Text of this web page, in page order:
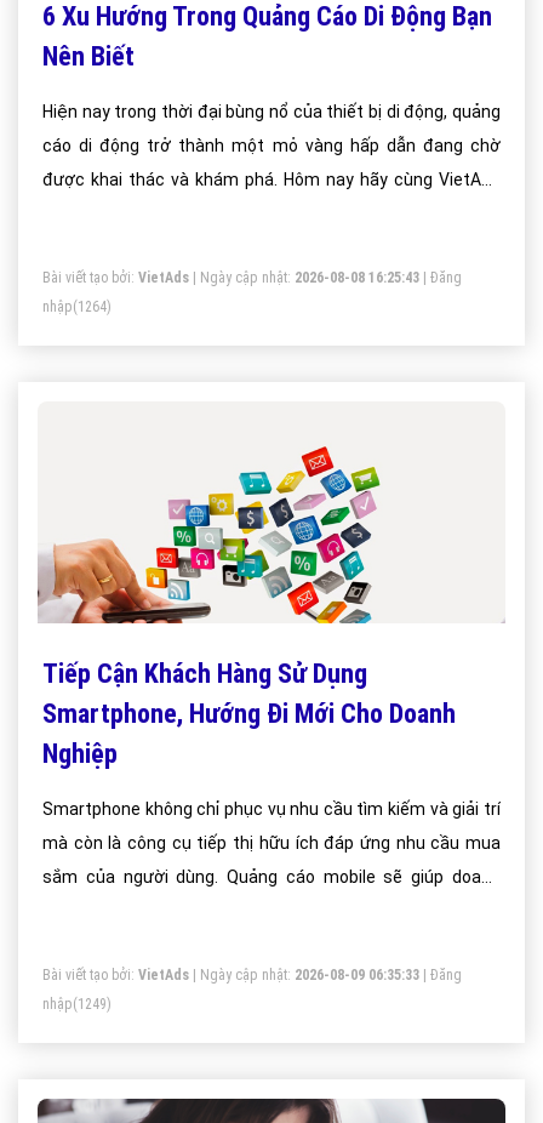
6 Xu Hướng Trong Quảng Cáo Di Động Bạn
Nên Biết
Hiện nay trong thời đại bùng nổ của thiết bị di động, quảng
cáo di động trở thành một mỏ vàng hấp dẫn đang chờ
được khai thác và khám phá. Hôm nay hãy cùng VietAds
Bài viết tạo bởi: VietAds | Ngày cập nhật: 2026-08-08 16:25:43
Đăng
nhập(1264)
Tiếp Cận Khách Hàng Sử Dụng
Smartphone, Hướng Đi Mới Cho Doanh
Nghiệp
Smartphone không chỉ phục vụ nhu cầu tìm kiếm và giải trí
mà còn là công cụ tiếp thị hữu ích đáp ứng nhu cầu mua
sắm của người dùng. Quảng cáo mobile sẽ giúp doanh
Bài viết tạo bởi: VietAds | Ngày cập nhật: 2026-08-09 06:35:33
Đăng
nhập(1249)